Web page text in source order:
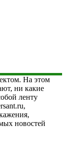
На этом
ни какие
ленту
новостей